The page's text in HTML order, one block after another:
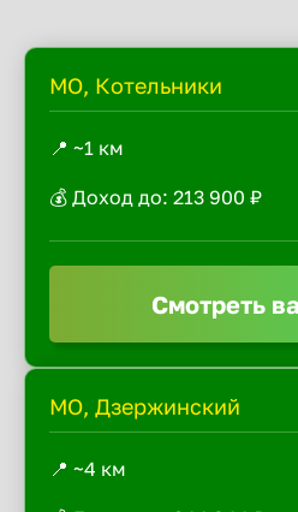
МО, Котельники
📍 ~1 км
💰 Доход до: 213 900 ₽
Смотреть
МО, Дзержинский
📍 ~4 км